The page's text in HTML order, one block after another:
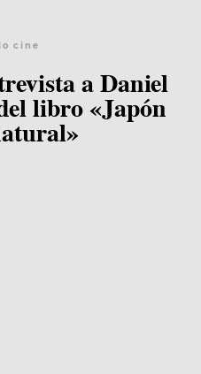
cine
a Daniel
libro «Japón